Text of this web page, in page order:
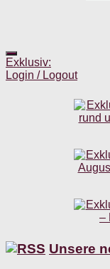
Exklusiv:
Login / Logout
Unsere